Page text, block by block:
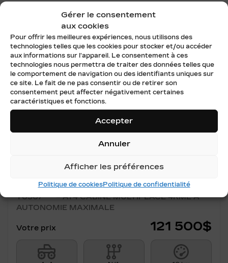
Gérer le consentement
aux cookies
Pour offrir les meilleures expériences, nous utilisons des
technologies telles que les cookies pour stocker et/ou accéder
aux informations sur l'appareil. Le consentement à ces
technologies nous permettra de traiter des données telles que
le comportement de navigation ou des identifiants uniques sur
ce site. Le fait de ne pas consentir ou de retirer son
consentement peut affecter négativement certaines
caractéristiques et fonctions.
Accepter
Annuler
Afficher les préférences
Politique de cookiesPolitique de confidentialité
Précédent
GMC SIERRA EV 2026
T0507
– AT4 CABINE MULTIPLACE 4RME À
AUTONOMIE MAXIMALE
Votre prix 121 500$